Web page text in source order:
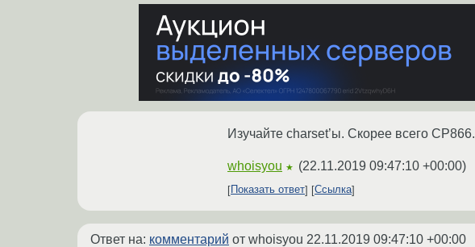
Изучайте charset’ы. Скорее всего CP866.
whoisyou ★ (22.11.2019 09:47:10 +00:00)
Показать ответ Ссылка
Ответ на: комментарий от whoisyou 22.11.2019 09:47:10 +00:00